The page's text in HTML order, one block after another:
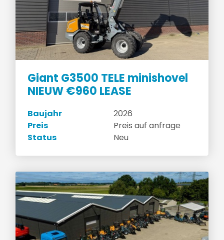
Giant G3500 TELE minishovel
NIEUW €960 LEASE
Baujahr
2026
Preis
Preis auf anfrage
Status
Neu